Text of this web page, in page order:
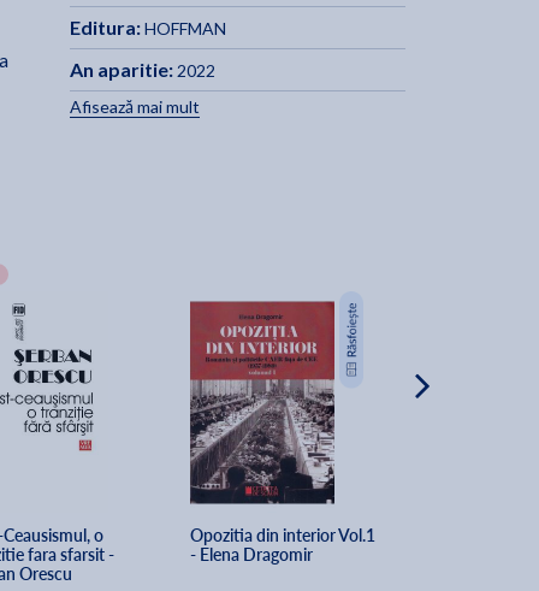
Editura:HOFFMAN
An aparitie:2022
Afisează mai mult
o
fara sfarsit -
Orescu
Opozitia din interior Vol.1
- Elena Dragomir